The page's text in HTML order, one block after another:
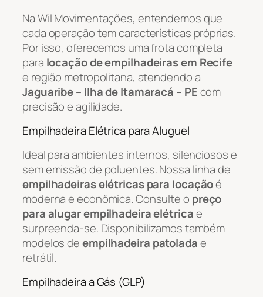
Na Wil Movimentações, entendemos que
cada operação tem características próprias.
Por isso, oferecemos uma frota completa
para locação de empilhadeiras em Recife
e região metropolitana, atendendo a
Jaguaribe – Ilha de Itamaracá – PEcom
precisão e agilidade.
Empilhadeira Elétrica para Aluguel
Ideal para ambientes internos, silenciosos e
sem emissão de poluentes. Nossa linha de
empilhadeiras elétricas para locaçãoé
moderna e econômica. Consulte o preço
para alugar empilhadeira elétricae
surpreenda-se. Disponibilizamos também
modelos deempilhadeira patoladae
retrátil.
Empilhadeira a Gás (GLP)